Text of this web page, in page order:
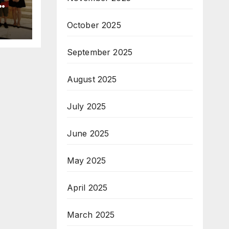
October 2025
September 2025
August 2025
July 2025
June 2025
May 2025
April 2025
March 2025